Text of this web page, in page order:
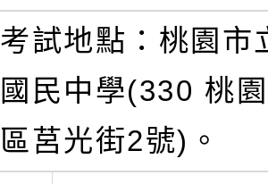
考試地點：桃園市
國民中學(330 桃
區莒光街2號)。